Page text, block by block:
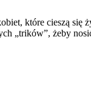
które cieszą się
„trików”, żeby